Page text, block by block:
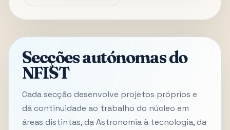
Secções autónomas do
NFIST
Cada secção desenvolve projetos próprios e
dá continuidade ao trabalho do núcleo em
áreas distintas, da Astronomia à tecnologia, da